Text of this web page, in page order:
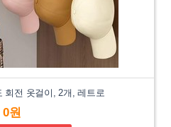
회전 옷걸이, 2개, 레트로
0원